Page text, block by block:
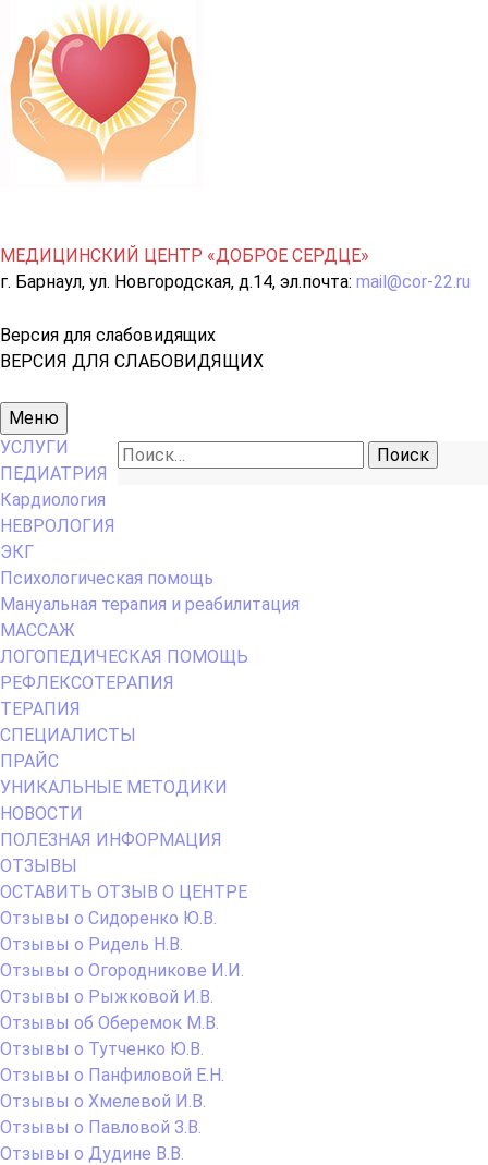
МЕДИЦИНСКИЙ ЦЕНТР «ДОБРОЕ СЕРДЦЕ»
г. Барнаул, ул. Новгородская, д.14, эл.почта: mail@cor-22.ru
Версия для слабовидящих
ВЕРСИЯ ДЛЯ СЛАБОВИДЯЩИХ
Основное
меню
Меню
Найти:
УСЛУГИ
ПЕДИАТРИЯ
Кардиология
НЕВРОЛОГИЯ
ЭКГ
Психологическая помощь
Мануальная терапия и реабилитация
МАССАЖ
ЛОГОПЕДИЧЕСКАЯ ПОМОЩЬ
РЕФЛЕКСОТЕРАПИЯ
ТЕРАПИЯ
СПЕЦИАЛИСТЫ
ПРАЙС
УНИКАЛЬНЫЕ МЕТОДИКИ
НОВОСТИ
ПОЛЕЗНАЯ ИНФОРМАЦИЯ
ОТЗЫВЫ
ОСТАВИТЬ ОТЗЫВ О ЦЕНТРЕ
Отзывы о Сидоренко Ю.В.
Отзывы о Ридель Н.В.
Отзывы о Огородникове И.И.
Отзывы о Рыжковой И.В.
Отзывы об Оберемок М.В.
Отзывы о Тутченко Ю.В.
Отзывы о Панфиловой Е.Н.
Отзывы о Хмелевой И.В.
Отзывы о Павловой З.В.
Отзывы о Дудине В.В.